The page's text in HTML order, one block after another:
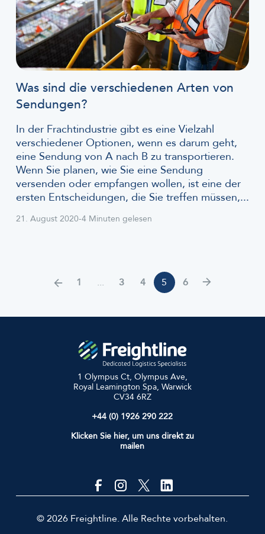
Was sind die verschiedenen Arten von
Sendungen?
In der Frachtindustrie gibt es eine Vielzahl
verschiedener Optionen, wenn es darum geht,
eine Sendung von A nach B zu transportieren.
Wenn Sie planen, wie Sie eine Sendung
versenden oder empfangen wollen, ist eine der
ersten Entscheidungen, die Sie treffen müssen,...
21. August 2020-4 Minuten gelesen
1 ... 3 4 5
6
1 Olympus Ct, Olympus Ave,
Royal Leamington Spa, Warwick
CV34 6RZ
+44 (0) 1926 290 222
Klicken Sie hier, um uns direkt zu
mailen
© 2026 Freightline. Alle Rechte vorbehalten.